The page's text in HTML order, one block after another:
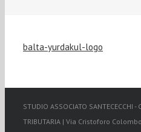
balta-yurdakul-logo
STUDIO ASSOCIATO SANTECECCHI -
TRIBUTARIA | Via Cristoforo